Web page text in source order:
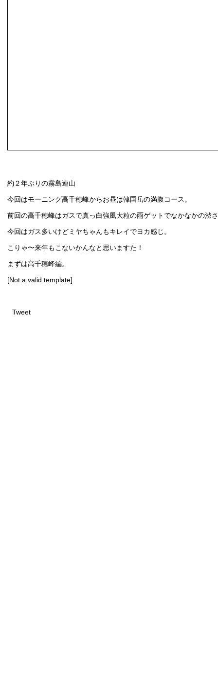
約２年ぶりの霧島連山
今回はモーニング高千穂峰からお昼は韓国岳の満腹コース。
前回の高千穂峰はガスで真っ白強風大粒の雨ゲットでなかなかの渋
今回はガス多いけどミヤちゃんもキレイでヨカ感じ。
こりゃ〜来年もこないかんなと思いますた！
まずは高千穂峰編。
[Not a valid template]
Tweet